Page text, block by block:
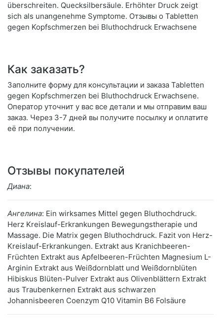
überschreiten. Quecksilbersäule. Erhöhter Druck zeigt
sich als unangenehme Symptome. Отзывы о Tabletten
gegen Kopfschmerzen bei Bluthochdruck Erwachsene
Как заказать?
Заполните форму для консультации и заказа Tabletten
gegen Kopfschmerzen bei Bluthochdruck Erwachsene.
Оператор уточнит у вас все детали и мы отправим ваш
заказ. Через 3-7 дней вы получите посылку и оплатите
её при получении.
Отзывы покупателей
Диана:
Ангелина: Ein wirksames Mittel gegen Bluthochdruck.
Herz Kreislauf-Erkrankungen Bewegungstherapie und
Massage. Die Matrix gegen Bluthochdruck. Fazit von Herz-
Kreislauf-Erkrankungen. Extrakt aus Kranichbeeren-
Früchten Extrakt aus Apfelbeeren-Früchten Magnesium L-
Arginin Extrakt aus Weißdornblatt und Weißdornblüten
Hibiskus Blüten-Pulver Extrakt aus Olivenblättern Extrakt
aus Traubenkernen Extrakt aus schwarzen
Johannisbeeren Coenzym Q10 Vitamin B6 Folsäure